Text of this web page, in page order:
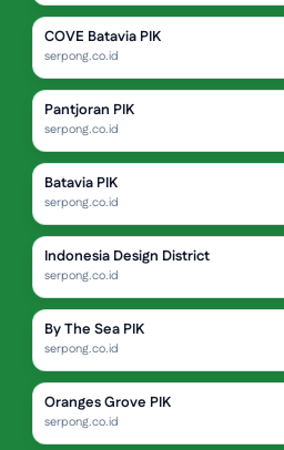
COVE Batavia PIK
serpong.co.id
Pantjoran PIK
serpong.co.id
Batavia PIK
serpong.co.id
Indonesia Design District
serpong.co.id
By The Sea PIK
serpong.co.id
Oranges Grove PIK
serpong.co.id